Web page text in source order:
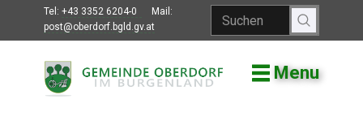
Tel: +43 3352 6204-0
Mail:
post@oberdorf.bgld.gv.at
Menu
Willkommen